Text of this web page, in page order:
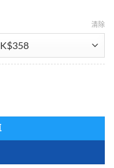
清除